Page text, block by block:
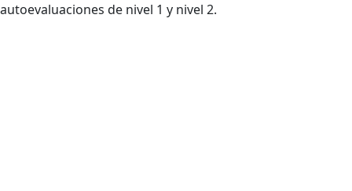
autoevaluaciones de nivel 1 y nivel 2.